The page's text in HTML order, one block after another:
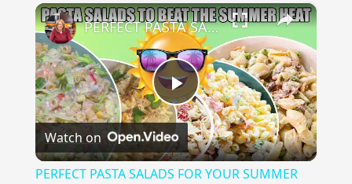
Play Unmute Fullscreen ×
Play
Video
PERFECT PASTA SALADS FOR YOUR SUMMER GET TOGETHERS
Watch on
PERFECT PASTA SALADS FOR YOUR SUMMER